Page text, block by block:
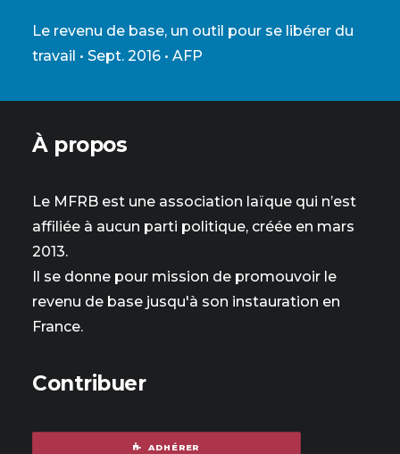
Le revenu de base, un outil pour se libérer du
travail • Sept. 2016 • AFP
À propos
Le MFRB est une association laïque qui n’est
affiliée à aucun parti politique, créée en mars
2013.
Il se donne pour mission de promouvoir le
revenu de base jusqu'à son instauration en
France.
Contribuer
ADHÉRER